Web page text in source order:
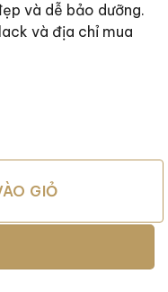
và dễ bảo dưỡng.
và địa chỉ mua
GIỎ